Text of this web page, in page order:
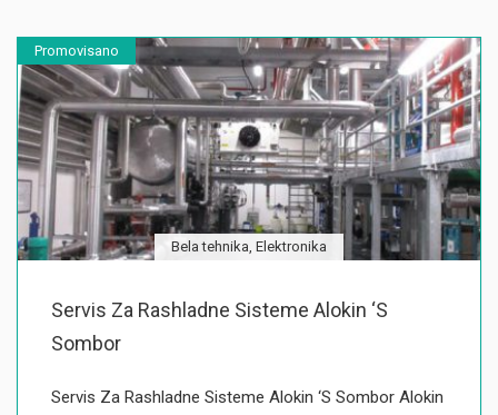
Promovisano
Bela tehnika, Elektronika
Servis Za Rashladne Sisteme Alokin ‘S
Sombor
Servis Za Rashladne Sisteme Alokin ‘S Sombor Alokin